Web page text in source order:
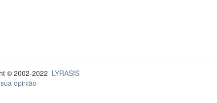
© 2002-2022 LYRASIS
opinião